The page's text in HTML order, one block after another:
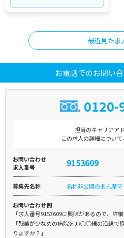
最近見た求
お電話でのお問い
0120-
担当のキャリアア
この求人の詳細につい
お問い合わせ
求人番号
9153609
募集先名称 名称非公開のあん摩
お問い合わせ例
「求人番号9153609に興味があるので、詳
「残業が少なめの病院をJR○○線の沿線で
りますか？」